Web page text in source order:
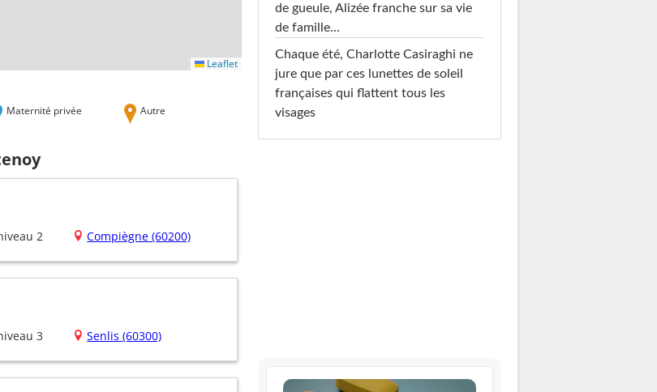
Leaflet
Maternité privée Autre
2 Compiègne (60200)
3 Senlis (60300)
de gueule, Alizée franche sur sa vie
de famille...
Chaque été, Charlotte Casiraghi ne
jure que par ces lunettes de soleil
françaises qui flattent tous les
visages